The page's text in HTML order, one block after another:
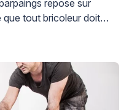
repose sur
tout bricoleur doit
et non du ciment seul.
sa résistance aux
différence vous
confiance avec les